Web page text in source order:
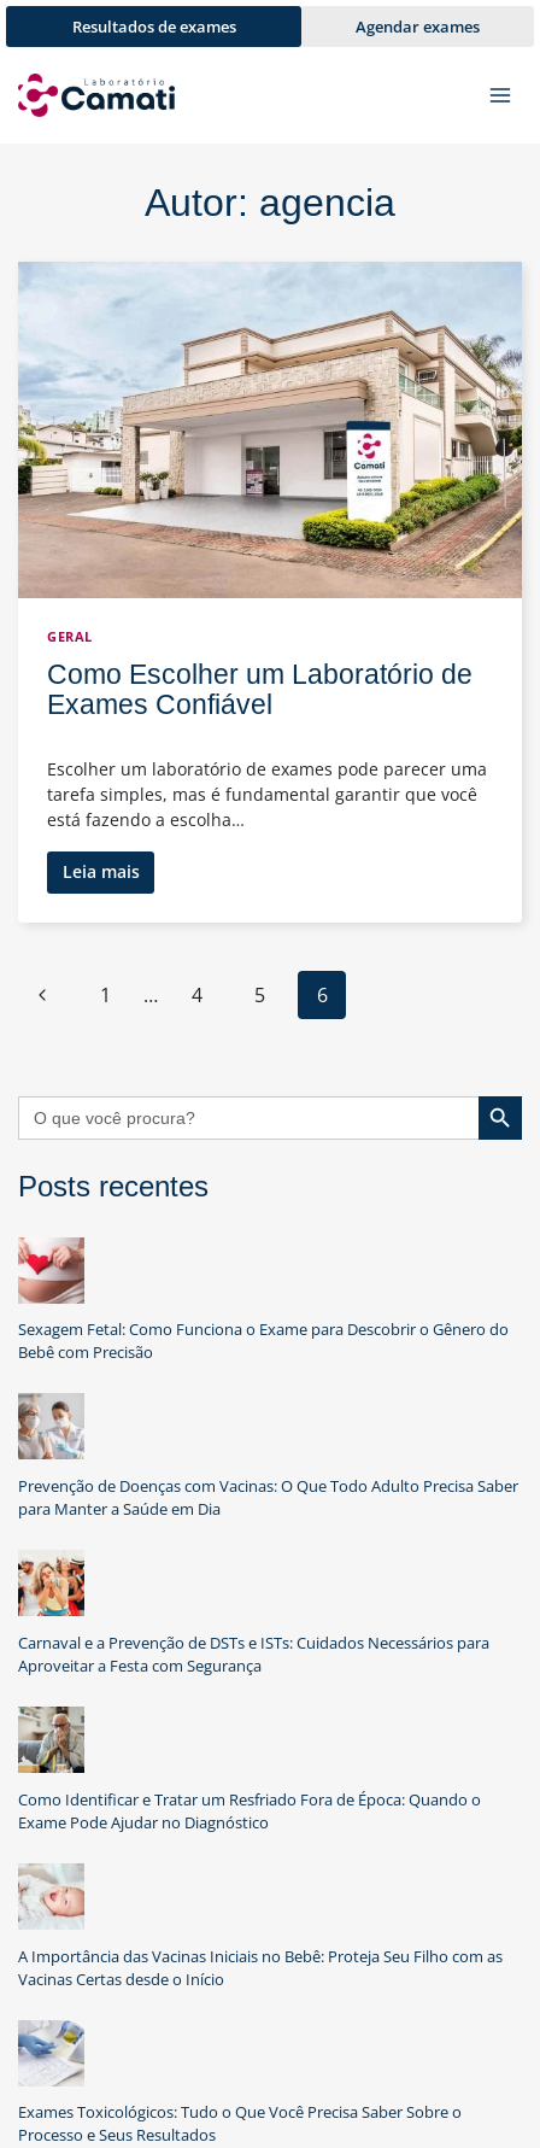
Pular
para
Conteúdo
Resultados de exames Agendar exames
Autor: agencia
GERAL
Como Escolher um Laboratório de
Exames Confiável
Escolher um laboratório de exames pode parecer uma
tarefa simples, mas é fundamental garantir que você
está fazendo a escolha…
Leia maisComo
Escolher
um
Exames
Navegação
Página
1 … 4 5 6
Search
for:
Search Button
Posts recentes
Sexagem Fetal: Como Funciona o Exame para Descobrir o Gênero do
Bebê com Precisão
Prevenção de Doenças com Vacinas: O Que Todo Adulto Precisa Saber
para Manter a Saúde em Dia
Carnaval e a Prevenção de DSTs e ISTs: Cuidados Necessários para
Aproveitar a Festa com Segurança
Como Identificar e Tratar um Resfriado Fora de Época: Quando o
Exame Pode Ajudar no Diagnóstico
A Importância das Vacinas Iniciais no Bebê: Proteja Seu Filho com as
Vacinas Certas desde o Início
Exames Toxicológicos: Tudo o Que Você Precisa Saber Sobre o
Processo e Seus Resultados